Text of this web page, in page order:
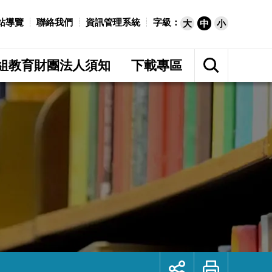
導覽 聯絡我們 資訊管理系統 字級： 大 中 小
教育財團法人須知 下載專區
展
開
網
站
尋
展
列